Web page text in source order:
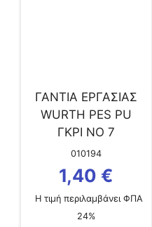
ΓΑΝΤΙΑ ΕΡΓΑΣΙΑΣ
WURTH PES PU
ΓΚΡΙ ΝO 7
010194
1,40 €
Η τιμή περιλαμβάνει ΦΠΑ
24%